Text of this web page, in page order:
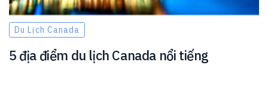
Du Lịch Canada
5 địa điểm du lịch Canada nổi tiếng